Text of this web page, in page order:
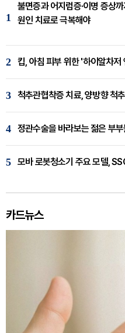
1
불면증과 어지럼증·이명 증상
원인 치료로 극복해야
2 킵, 아침 피부 위한 '하이알차저
3
4 정관수술을 바라보는 젊은 부
5 모바 로봇청소기 주요 모델,
카드뉴스